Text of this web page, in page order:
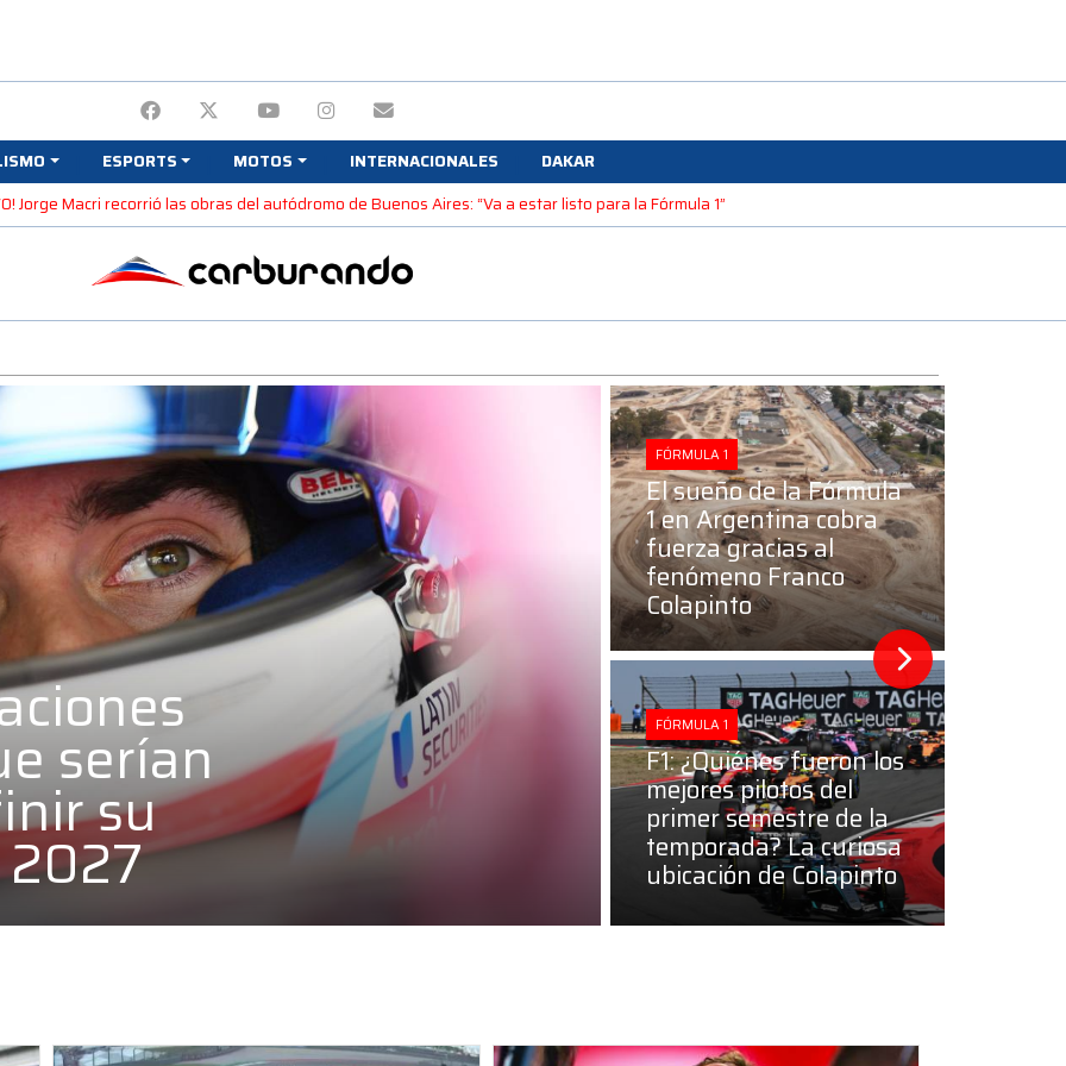
ESPORTS MOTOS INTERNACIONALES
DAKAR
Jorge Macri recorrió las obras del autódromo de Buenos Aires: “Va a estar listo para la Fórmula 1”
serían
su
FÓRMULA 1
El sueño de la Fórmula
1 en Argentina cobra
fuerza gracias al
fenómeno Franco
Colapinto
FÓRMULA 1
F1: ¿Quiénes fueron los
mejores pilotos del
primer semestre de la
temporada? La curiosa
ubicación de Colapinto